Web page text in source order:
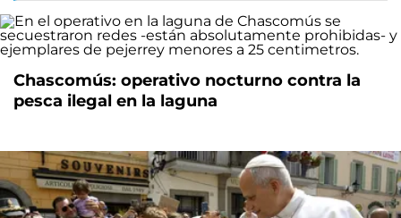
Chascomús: operativo nocturno contra la
pesca ilegal en la laguna